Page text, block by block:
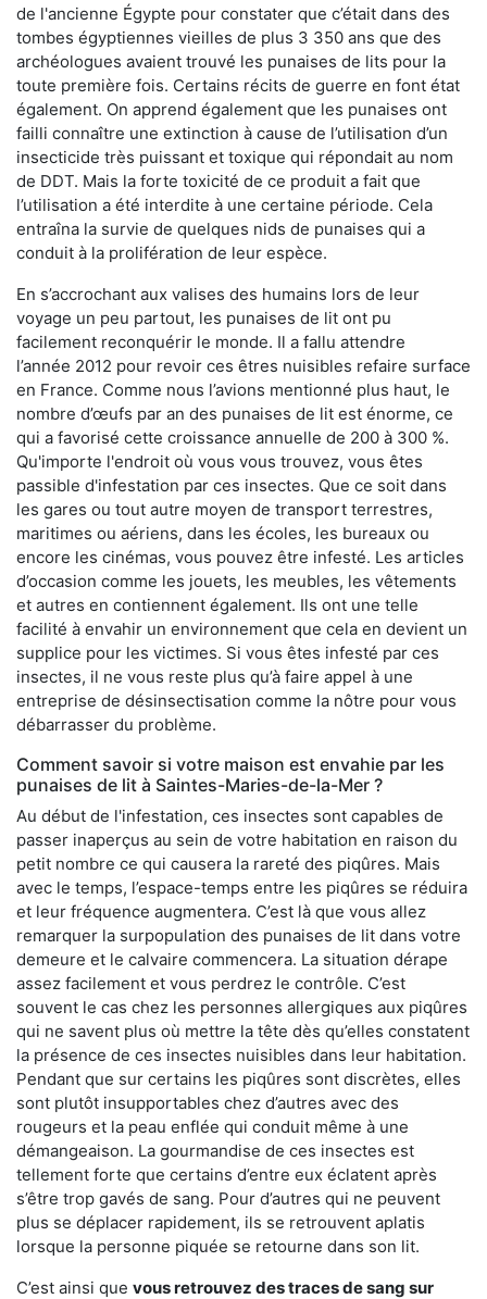
de l'ancienne Égypte pour constater que c’était dans des
tombes égyptiennes vieilles de plus 3 350 ans que des
archéologues avaient trouvé les punaises de lits pour la
toute première fois. Certains récits de guerre en font état
également. On apprend également que les punaises ont
failli connaître une extinction à cause de l’utilisation d’un
insecticide très puissant et toxique qui répondait au nom
de DDT. Mais la forte toxicité de ce produit a fait que
l’utilisation a été interdite à une certaine période. Cela
entraîna la survie de quelques nids de punaises qui a
conduit à la prolifération de leur espèce.
En s’accrochant aux valises des humains lors de leur
voyage un peu partout, les punaises de lit ont pu
facilement reconquérir le monde. Il a fallu attendre
l’année 2012 pour revoir ces êtres nuisibles refaire surface
en France. Comme nous l’avions mentionné plus haut, le
nombre d’œufs par an des punaises de lit est énorme, ce
qui a favorisé cette croissance annuelle de 200 à 300 %.
Qu'importe l'endroit où vous vous trouvez, vous êtes
passible d'infestation par ces insectes. Que ce soit dans
les gares ou tout autre moyen de transport terrestres,
maritimes ou aériens, dans les écoles, les bureaux ou
encore les cinémas, vous pouvez être infesté. Les articles
d’occasion comme les jouets, les meubles, les vêtements
et autres en contiennent également. Ils ont une telle
facilité à envahir un environnement que cela en devient un
supplice pour les victimes. Si vous êtes infesté par ces
insectes, il ne vous reste plus qu’à faire appel à une
entreprise de désinsectisation comme la nôtre pour vous
débarrasser du problème.
Comment savoir si votre maison est envahie par les
punaises de lit à Saintes-Maries-de-la-Mer ?
Au début de l'infestation, ces insectes sont capables de
passer inaperçus au sein de votre habitation en raison du
petit nombre ce qui causera la rareté des piqûres. Mais
avec le temps, l’espace-temps entre les piqûres se réduira
et leur fréquence augmentera. C’est là que vous allez
remarquer la surpopulation des punaises de lit dans votre
demeure et le calvaire commencera. La situation dérape
assez facilement et vous perdrez le contrôle. C’est
souvent le cas chez les personnes allergiques aux piqûres
qui ne savent plus où mettre la tête dès qu’elles constatent
la présence de ces insectes nuisibles dans leur habitation.
Pendant que sur certains les piqûres sont discrètes, elles
sont plutôt insupportables chez d’autres avec des
rougeurs et la peau enflée qui conduit même à une
démangeaison. La gourmandise de ces insectes est
tellement forte que certains d’entre eux éclatent après
s’être trop gavés de sang. Pour d’autres qui ne peuvent
plus se déplacer rapidement, ils se retrouvent aplatis
lorsque la personne piquée se retourne dans son lit.
C’est ainsi que vous retrouvez des traces de sang sur